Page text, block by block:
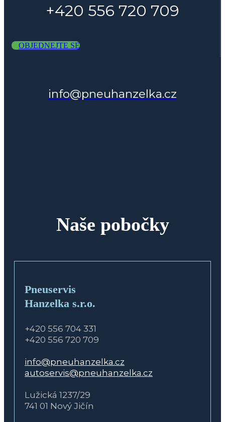
+420 556 720 709
OBJEDNEJTE SE
info@pneuhanzelka.cz
Naše pobočky
Pneuservis
Hanzelka s.r.o.
+420 556 704 331
+420 556 720 709
info@pneuhanzelka.cz
autoservis@pneuhanzelka.cz
Lužická 1237/29
741 01 Nový Jičín